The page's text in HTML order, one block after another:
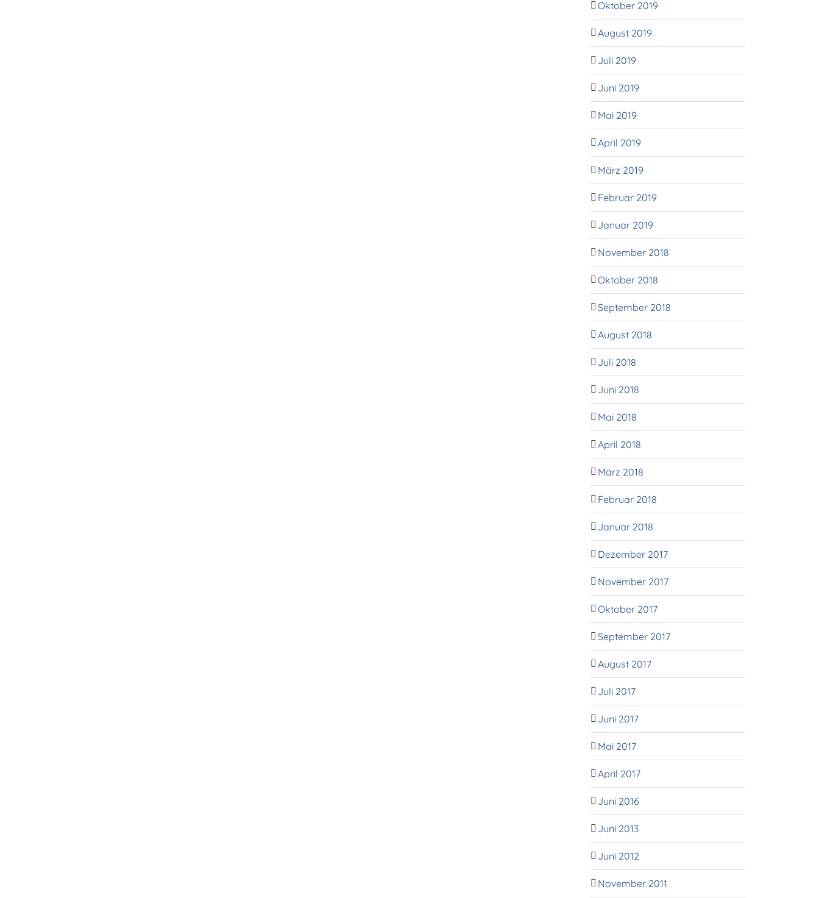
Oktober 2019
August 2019
Juli 2019
Juni 2019
Mai 2019
April 2019
März 2019
Februar 2019
Januar 2019
November 2018
Oktober 2018
September 2018
August 2018
Juli 2018
Juni 2018
Mai 2018
April 2018
März 2018
Februar 2018
Januar 2018
Dezember 2017
November 2017
Oktober 2017
September 2017
August 2017
Juli 2017
Juni 2017
Mai 2017
April 2017
Juni 2016
Juni 2013
Juni 2012
November 2011